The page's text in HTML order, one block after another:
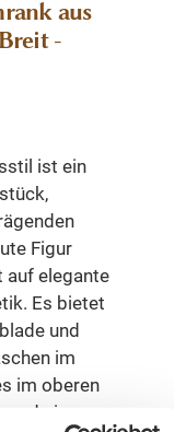
aus
-
ist ein
Figur
auf elegante
Es bietet
und
im
im oberen
einem